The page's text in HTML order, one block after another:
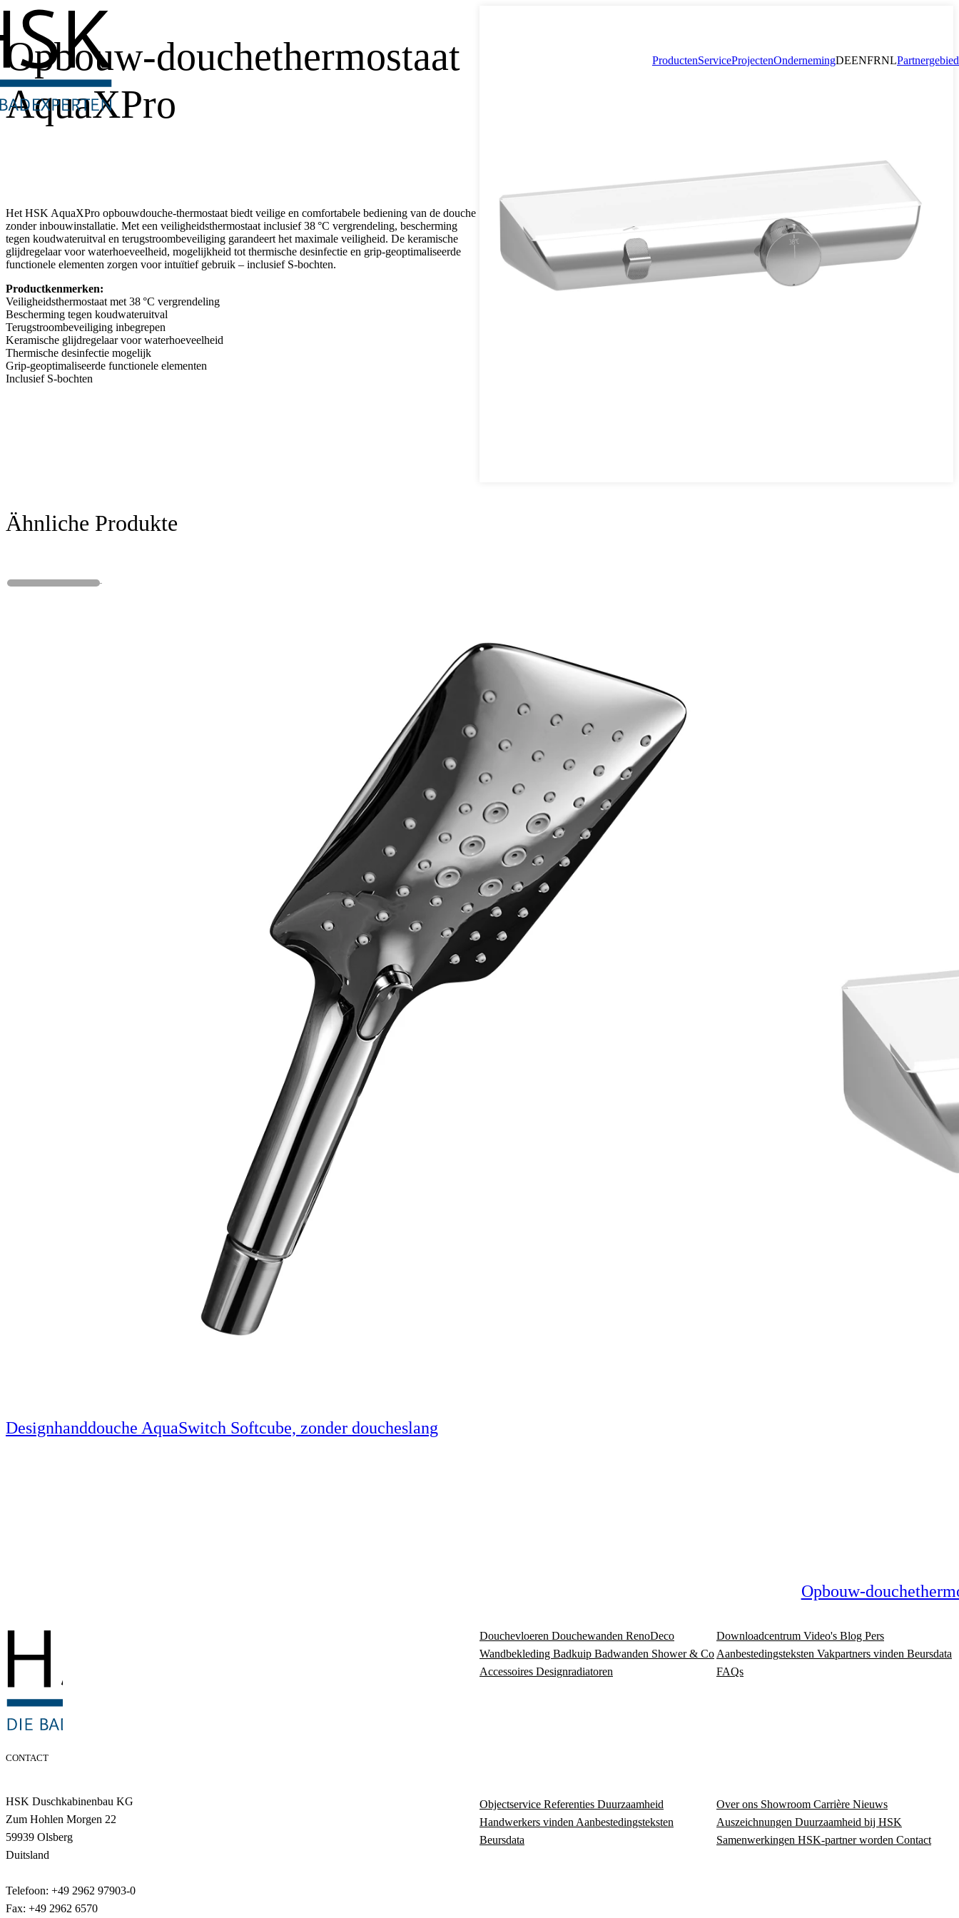
ProductenServiceProjectenOndernemingDEENFRNLPartnergebied
Opbouw-douchethermostaat
AquaXPro
Het HSK AquaXPro opbouwdouche-thermostaat biedt veilige en comfortabele bediening van de douche
zonder inbouwinstallatie. Met een veiligheidsthermostaat inclusief 38 °C vergrendeling, bescherming
tegen koudwateruitval en terugstroombeveiliging garandeert het maximale veiligheid. De keramische
glijdregelaar voor waterhoeveelheid, mogelijkheid tot thermische desinfectie en grip-geoptimaliseerde
functionele elementen zorgen voor intuïtief gebruik – inclusief S-bochten.
Productkenmerken:
Veiligheidsthermostaat met 38 °C vergrendeling
Bescherming tegen koudwateruitval
Terugstroombeveiliging inbegrepen
Keramische glijdregelaar voor waterhoeveelheid
Thermische desinfectie mogelijk
Grip-geoptimaliseerde functionele elementen
Inclusief S-bochten
Ähnliche Produkte
Designhanddouche AquaSwitch Softcube, zonder doucheslang
Opbouw-
CONTACT
HSK Duschkabinenbau KG
Zum Hohlen Morgen 22
59939 Olsberg
Duitsland
Telefoon: +49 2962 97903-0
Fax: +49 2962 6570
Douchevloeren Douchewanden RenoDeco
Wandbekleding Badkuip Badwanden Shower & Co
Accessoires Designradiatoren
Downloadcentrum Video's Blog Pers
Aanbestedingsteksten Vakpartners vinden Beursdata
FAQs
Objectservice Referenties Duurzaamheid
Handwerkers vinden Aanbestedingsteksten
Beursdata
Over ons Showroom Carrière Nieuws
Auszeichnungen Duurzaamheid bij HSK
Samenwerkingen HSK-partner worden Contact